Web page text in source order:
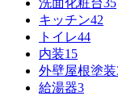
洗面化粧台35
キッチン42
トイレ44
内装15
外壁屋根塗装
給湯器3